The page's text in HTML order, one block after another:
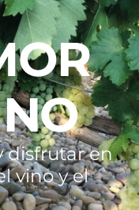
disfrutar en
vino y el